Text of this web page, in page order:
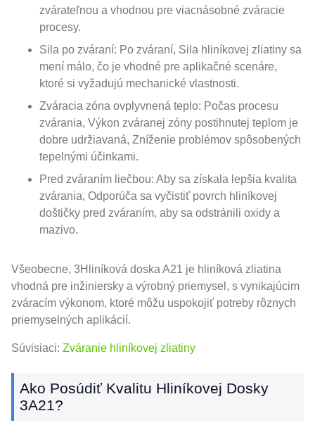
zvárateľnou a vhodnou pre viacnásobné zváracie
procesy.
Sila po zváraní: Po zváraní, Sila hliníkovej zliatiny sa
mení málo, čo je vhodné pre aplikačné scenáre,
ktoré si vyžadujú mechanické vlastnosti.
Zváracia zóna ovplyvnená teplo: Počas procesu
zvárania, Výkon zváranej zóny postihnutej teplom je
dobre udržiavaná, Zníženie problémov spôsobených
tepelnými účinkami.
Pred zváraním liečbou: Aby sa získala lepšia kvalita
zvárania, Odporúča sa vyčistiť povrch hliníkovej
doštičky pred zváraním, aby sa odstránili oxidy a
mazivo.
Všeobecne, 3Hliníková doska A21 je hliníková zliatina
vhodná pre inžiniersky a výrobný priemysel, s vynikajúcim
zváracím výkonom, ktoré môžu uspokojiť potreby rôznych
priemyselných aplikácií.
Súvisiaci: Zváranie hliníkovej zliatiny
Ako Posúdiť Kvalitu Hliníkovej Dosky
3A21?